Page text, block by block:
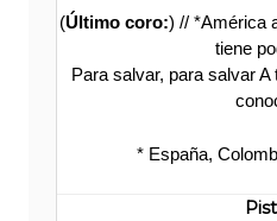
(Último coro:) // *América
tiene
Para salvar, para salvar A
* España,